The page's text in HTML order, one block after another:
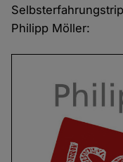
Philipp Möller: